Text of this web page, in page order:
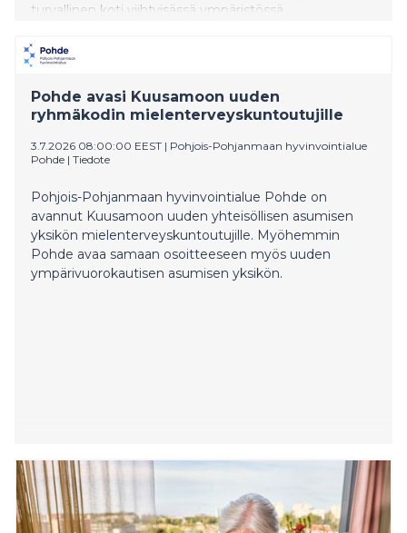
turvallinen koti viihtyisässä ympäristössä.
Pohde avasi Kuusamoon uuden
ryhmäkodin mielenterveyskuntoutujille
3.7.2026 08:00:00 EEST | Pohjois-Pohjanmaan hyvinvointialue
Pohde | Tiedote
Pohjois-Pohjanmaan hyvinvointialue Pohde on
avannut Kuusamoon uuden yhteisöllisen asumisen
yksikön mielenterveyskuntoutujille. Myöhemmin
Pohde avaa samaan osoitteeseen myös uuden
ympärivuorokautisen asumisen yksikön.